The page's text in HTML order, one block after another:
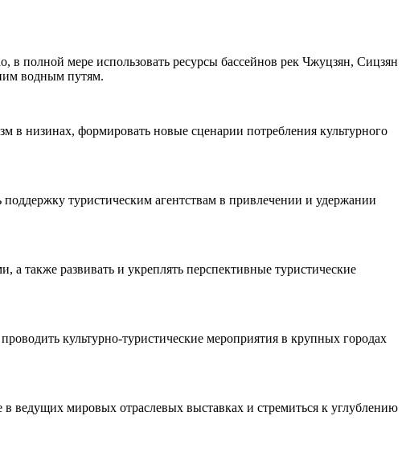
полной мере использовать ресурсы бассейнов рек Чжуцзян, Сицзян
водным путям.
в низинах, формировать новые сценарии потребления культурного
туристическим агентствам в привлечении и удержании
также развивать и укреплять перспективные туристические
культурно-туристические мероприятия в крупных городах
ведущих мировых отраслевых выставках и стремиться к углублению